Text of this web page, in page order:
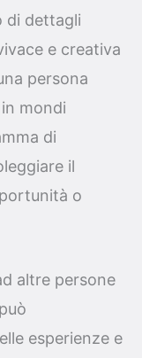
di dettagli
e creativa
persona
mondi
di
il
o
altre persone
esperienze e